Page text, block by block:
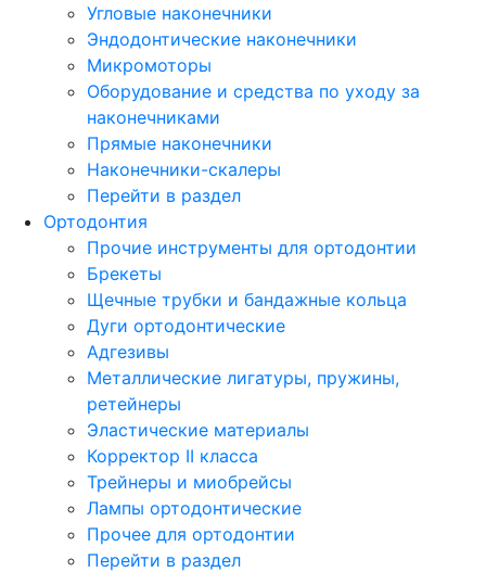
Угловые наконечники
Эндодонтические наконечники
Микромоторы
Оборудование и средства по уходу за
наконечниками
Прямые наконечники
Наконечники-скалеры
Перейти в раздел
Ортодонтия
Прочие инструменты для ортодонтии
Брекеты
Щечные трубки и бандажные кольца
Дуги ортодонтические
Адгезивы
Металлические лигатуры, пружины,
ретейнеры
Эластические материалы
Корректор II класса
Трейнеры и миобрейсы
Лампы ортодонтические
Прочее для ортодонтии
Перейти в раздел